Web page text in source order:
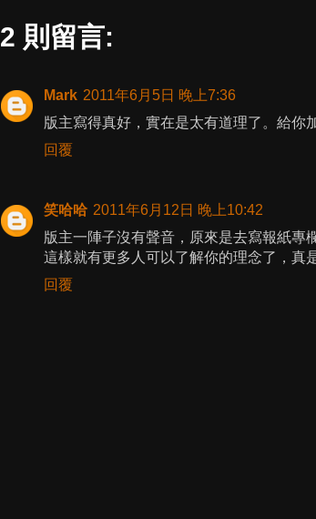
2 則留言:
Mark 2011年6月5日 晚上7:36
版主寫得真好，實在是太有道理了。給你
回覆
笑哈哈 2011年6月12日 晚上10:42
版主一陣子沒有聲音，原來是去寫報紙專
這樣就有更多人可以了解你的理念了，真
回覆